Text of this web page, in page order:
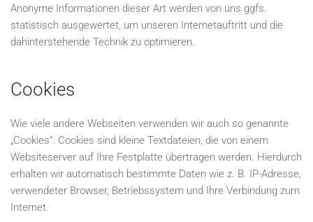
Anonyme Informationen dieser Art werden von uns ggfs.
statistisch ausgewertet, um unseren Internetauftritt und die
dahinterstehende Technik zu optimieren.
Cookies
Wie viele andere Webseiten verwenden wir auch so genannte
„Cookies“. Cookies sind kleine Textdateien, die von einem
Websiteserver auf Ihre Festplatte übertragen werden. Hierdurch
erhalten wir automatisch bestimmte Daten wie z. B. IP-Adresse,
verwendeter Browser, Betriebssystem und Ihre Verbindung zum
Internet.